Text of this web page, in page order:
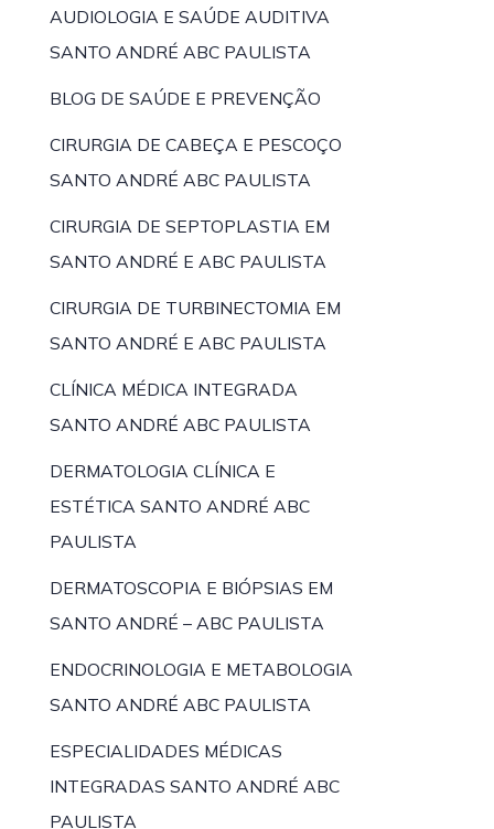
AUDIOLOGIA E SAÚDE AUDITIVA
SANTO ANDRÉ ABC PAULISTA
BLOG DE SAÚDE E PREVENÇÃO
CIRURGIA DE CABEÇA E PESCOÇO
SANTO ANDRÉ ABC PAULISTA
CIRURGIA DE SEPTOPLASTIA EM
SANTO ANDRÉ E ABC PAULISTA
CIRURGIA DE TURBINECTOMIA EM
SANTO ANDRÉ E ABC PAULISTA
CLÍNICA MÉDICA INTEGRADA
SANTO ANDRÉ ABC PAULISTA
DERMATOLOGIA CLÍNICA E
ESTÉTICA SANTO ANDRÉ ABC
PAULISTA
DERMATOSCOPIA E BIÓPSIAS EM
SANTO ANDRÉ – ABC PAULISTA
ENDOCRINOLOGIA E METABOLOGIA
SANTO ANDRÉ ABC PAULISTA
ESPECIALIDADES MÉDICAS
INTEGRADAS SANTO ANDRÉ ABC
PAULISTA